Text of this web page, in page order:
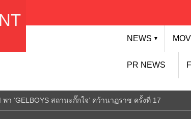
NEWS ▼
PR NEWS
า ‘GELBOYS สถานะกั๊กใจ’ คว้านาฏราช ครั้งที่ 17